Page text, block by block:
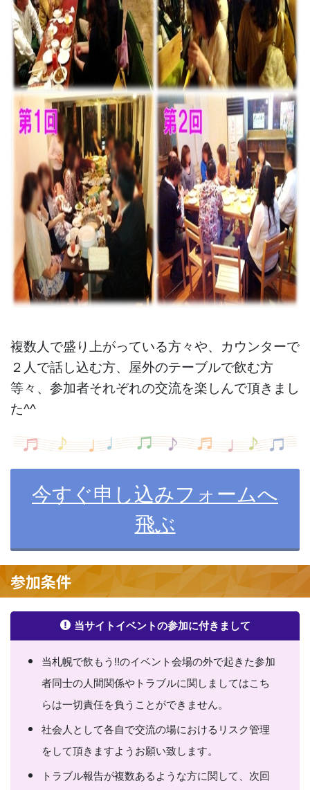
複数人で盛り上がっている方々や、カウンターで
２人で話し込む方、 屋外のテーブルで飲む方
等々、参加者それぞれの交流を楽しんで頂きまし
た^^
今すぐ申し込みフォームへ
飛ぶ
参加条件
当サイトイベントの参加に付きまして
当札幌で飲もう!!のイベント会場の外で起きた参加
者同士の人間関係やトラブルに関しましてはこち
らは一切責任を負うことができません。
社会人として各自で交流の場におけるリスク管理
をして頂きますようお願い致します。
トラブル報告が複数あるような方に関して、次回